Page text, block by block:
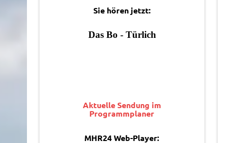
Sie hören jetzt:
Aktuelle Sendung im
Programmplaner
MHR24 Web-Player: